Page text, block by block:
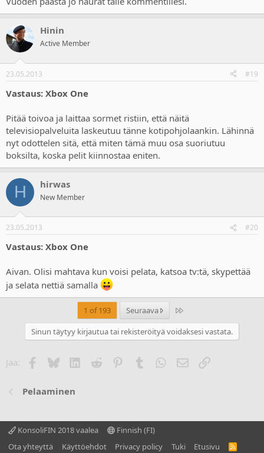
Hinin
Active Member
23.05.2013 #19
Vastaus: Xbox One
Pitää toivoa ja laittaa sormet ristiin, että näitä
televisiopalveluita laskeutuu tänne kotipohjolaankin. Lähinnä
nyt odottelen sitä, että miten tämä muu osa suoriutuu
boksilta, koska pelit kiinnostaa eniten.
H hirwas
New Member
23.05.2013 #20
Vastaus: Xbox One
Aivan. Olisi mahtava kun voisi pelata, katsoa tv:tä, skypettää
ja selata nettiä samalla
1 of 193 Seuraava Last
Sinun täytyy kirjautua tai rekisteröityä voidaksesi vastata.
Jaa: Facebook
BlueskyLinkedIn
Reddit PinterestTumblr WhatsApp
Sähköposti
Linkki
Pelaaminen
KonsoliFIN 2018 vaalea
Finnish (FI)
Ota yhteyttä
Käyttöehdot Privacy policy Tuki Etusivu
R